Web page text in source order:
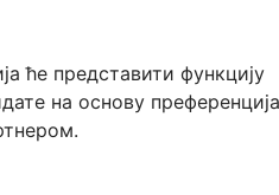
ће представити функцију
на основу